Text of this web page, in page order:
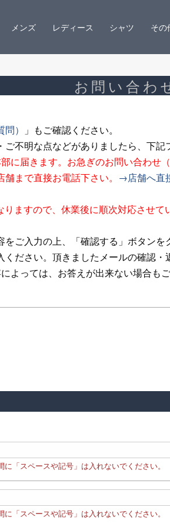
メンズ レディース シャツ その
お問い合わ
）
」もご確認ください。
不明な点などがありましたら、下記
に届きます。お急ぎのお問い合わせ
まで直接お電話下さい。 →店舗へ直
ますので、休業後に順次対応させて
ご入力の上、「確認する」ボタンを
ください。頂きましたメールの確認
よっては、お答えが出来ない場合も
に「スペースや記号」は入れないでください。
に「スペースや記号」は入れないでください。